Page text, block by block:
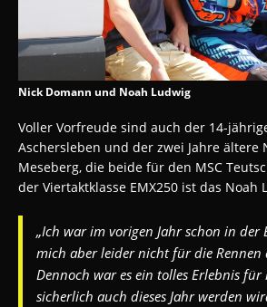
Nick Domann und Noah Ludwig
Voller Vorfreude sind auch der 14-
Aschersleben und der zwei Jahre ältere
Meseberg, die beide für den MSC
der Viertaktklasse EMX250 ist das Noah
„Ich war im vorigen Jahr schon in der
mich aber leider nicht für die Rennen
Dennoch war es ein tolles Erlebnis für
sicherlich auch dieses Jahr werden